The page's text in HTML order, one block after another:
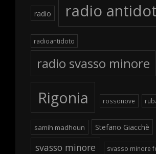
radio radio
radioantidoto
radio svasso minore
Rigonia rossonove
samih madhoun Stefano Giacchè
svasso minore svasso minore